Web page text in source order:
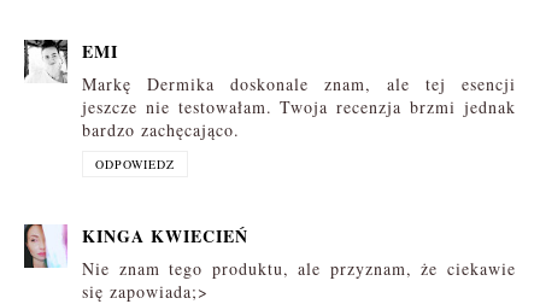
EMI
Markę Dermika doskonale znam, ale tej esencji
jeszcze nie testowałam. Twoja recenzja brzmi jednak
bardzo zachęcająco.
ODPOWIEDZ
KINGA KWIECIEŃ
Nie znam tego produktu, ale przyznam, że ciekawie
się zapowiada;>